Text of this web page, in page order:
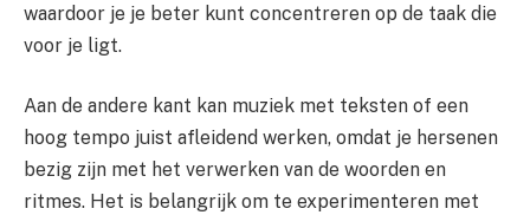
waardoor je je beter kunt concentreren op de taak die
voor je ligt.
Aan de andere kant kan muziek met teksten of een
hoog tempo juist afleidend werken, omdat je hersenen
bezig zijn met het verwerken van de woorden en
ritmes. Het is belangrijk om te experimenteren met